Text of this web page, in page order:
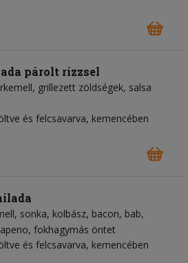
párolt rizzsel
grillezett zöldségek salsa
és felcsavarva, kemencében
sonka kolbász bacon bab
fokhagymás öntet
és felcsavarva, kemencében